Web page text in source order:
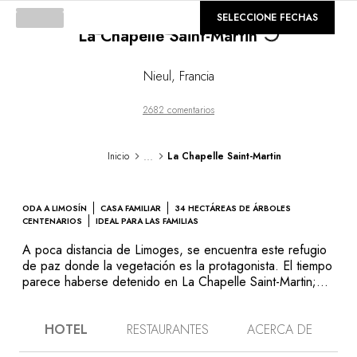
GALERÍA
La Chapelle Saint-MartinLoading...
Nieul, Francia
2682 comentarios
Inicio ... La Chapelle Saint-Martin
ODA A LIMOSÍN CASA FAMILIAR
34 HECTÁREAS DE ÁRBOLES
CENTENARIOS
IDEAL PARA LAS FAMILIAS
A poca distancia de Limoges, se encuentra este refugio
de paz donde la vegetación es la protagonista. El tiempo
parece haberse detenido en La Chapelle Saint-Martin;
porcelana del siglo XIX. Los que disfrutan con la poesía
SELECCIONE FECHAS
HOTEL RESTAURANTES ACERCA DE